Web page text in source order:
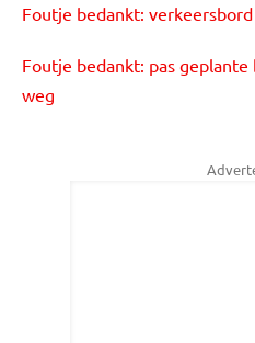
Foutje bedankt:
Foutje bedankt: pas
weg